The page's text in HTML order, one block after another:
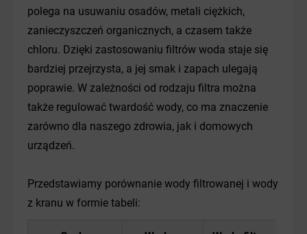
polega na usuwaniu osadów, metali ciężkich,
zanieczyszczeń organicznych, a czasem także
chloru. Dzięki zastosowaniu filtrów woda staje się
bardziej przejrzysta, a jej smak i zapach ulegają
poprawie. W zależności od rodzaju filtra można
także regulować twardość wody, co ma znaczenie
zarówno dla naszego zdrowia, jak i domowych
urządzeń.
Przedstawiamy porównanie wody filtrowanej i wody
z kranu w formie tabeli: